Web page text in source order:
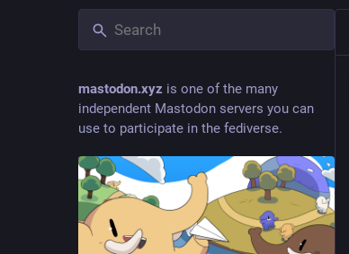
mastodon.xyz is one of the many
independent Mastodon servers you can
use to participate in the fediverse.